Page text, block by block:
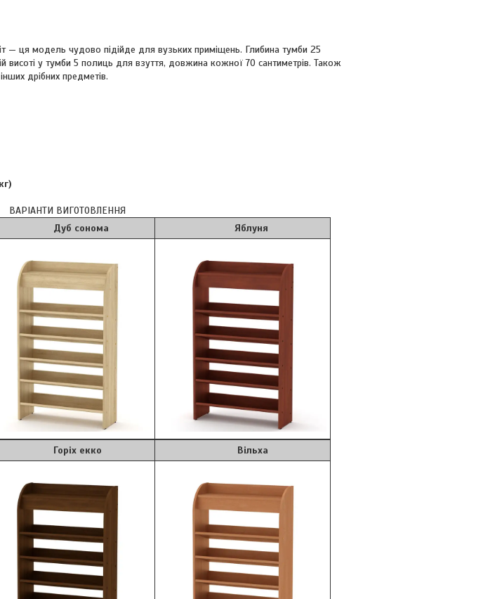
— ця модель чудово підійде для вузьких приміщень. Глибина тумби 25
висоті у тумби 5 полиць для взуття, довжина кожної 70 сантиметрів. Також
дрібних предметів.
ВАРІАНТИ ВИГОТОВЛЕННЯ
сонома Яблуня
екко Вільха